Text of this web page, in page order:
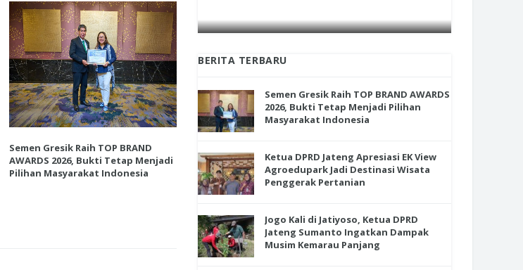
Semen Gresik Raih TOP BRAND
AWARDS 2026, Bukti Tetap Menjadi
Pilihan Masyarakat Indonesia
AWARDS 2026, Bukti Tetap Menjadi
Pilihan Masyarakat Indonesia
SAMBUT NATAL
BERITA TERBARU
Semen Gresik Raih TOP BRAND AWARDS
2026, Bukti Tetap Menjadi Pilihan
Masyarakat Indonesia
Ketua DPRD Jateng Apresiasi EK View
Agroedupark Jadi Destinasi Wisata
Penggerak Pertanian
Jogo Kali di Jatiyoso, Ketua DPRD
Jateng Sumanto Ingatkan Dampak
Musim Kemarau Panjang